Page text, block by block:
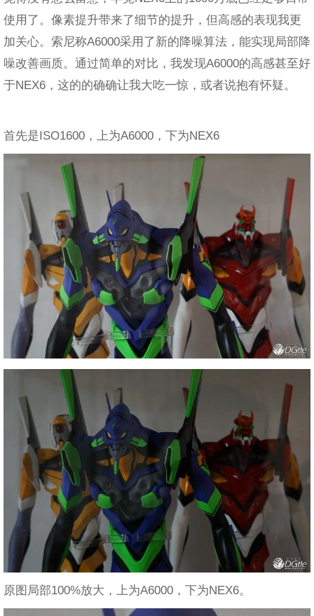
使用了。像素提升带来了细节的提升，但高感的表现我更
加关心。索尼称A6000采用了新的降噪算法，能实现局部降
噪改善画质。通过简单的对比，我发现A6000的高感甚至好
于NEX6，这的的确确让我大吃一惊，或者说抱有怀疑。
首先是ISO1600，上为A6000，下为NEX6
原图局部100%放大，上为A6000，下为NEX6。